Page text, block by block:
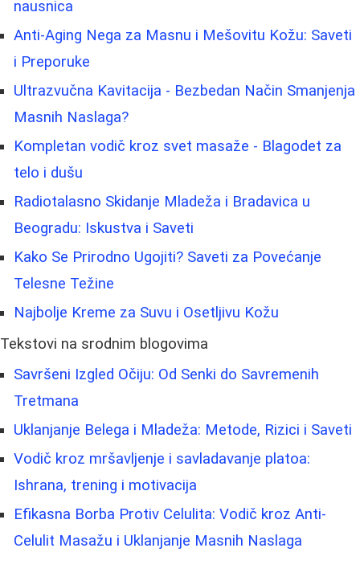
nausnica
Anti-Aging Nega za Masnu i Mešovitu Kožu: Saveti
i Preporuke
Ultrazvučna Kavitacija - Bezbedan Način Smanjenja
Masnih Naslaga?
Kompletan vodič kroz svet masaže - Blagodet za
telo i dušu
Radiotalasno Skidanje Mladeža i Bradavica u
Beogradu: Iskustva i Saveti
Kako Se Prirodno Ugojiti? Saveti za Povećanje
Telesne Težine
Najbolje Kreme za Suvu i Osetljivu Kožu
Tekstovi na srodnim blogovima
Savršeni Izgled Očiju: Od Senki do Savremenih
Tretmana
Uklanjanje Belega i Mladeža: Metode, Rizici i Saveti
Vodič kroz mršavljenje i savladavanje platoa:
Ishrana, trening i motivacija
Efikasna Borba Protiv Celulita: Vodič kroz Anti-
Celulit Masažu i Uklanjanje Masnih Naslaga